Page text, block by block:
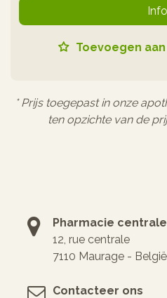
Info
Toevoegen
* Prijs toegepast in onze
ten opzichte van de
Pharmacie
12, rue centrale
7110 Maurage - België
Contacteer ons